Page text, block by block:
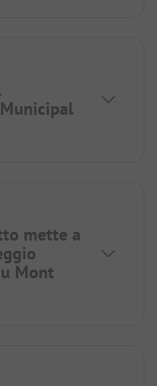
mette a
Mont